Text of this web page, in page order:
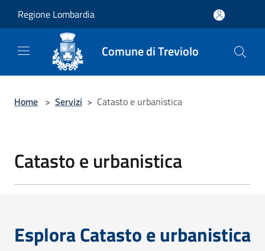
Regione Lombardia
Comune di Treviolo
Home > Servizi > Catasto e urbanistica
Catasto e urbanistica
Esplora Catasto e urbanistica